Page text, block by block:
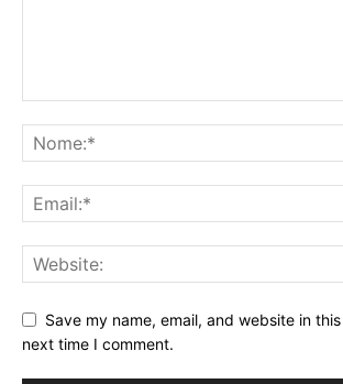
Save my name, email, and website in
next time I comment.